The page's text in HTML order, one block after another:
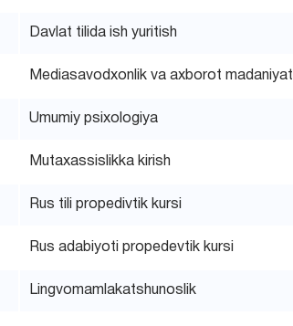
Davlat tilida ish yuritish
Mediasavodxonlik va axborot madaniyati
Umumiy psixologiya
Mutaxassislikka kirish
Rus tili propedivtik kursi
Rus adabiyoti propedevtik kursi
Lingvomamlakatshunoslik